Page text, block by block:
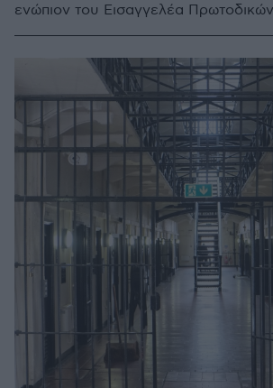
ενώπιον του Εισαγγελέα